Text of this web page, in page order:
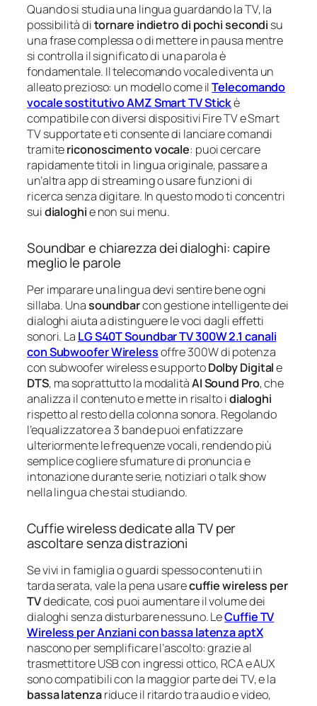
Quando si studia una lingua guardando la TV, la
possibilità ditornare indietro di pochi secondi su
una frase complessa o di mettere in pausa mentre
si controlla il significato di una parola è
fondamentale. Il telecomando vocale diventa un
alleato prezioso: un modello come ilTelecomando
vocale sostitutivo AMZ Smart TV Stickè
compatibile con diversi dispositivi Fire TV e Smart
TV supportate e ti consente di lanciare comandi
tramitericonoscimento vocale: puoi cercare
rapidamente titoli in lingua originale, passare a
un’altra app di streaming o usare funzioni di
ricerca senza digitare. In questo modo ti concentri
suidialoghie non sui menu.
Soundbar e chiarezza dei dialoghi: capire
meglio le parole
Per imparare una lingua devi sentire bene ogni
sillaba. Unasoundbarcon gestione intelligente dei
dialoghi aiuta a distinguere le voci dagli effetti
sonori. La LG S40T Soundbar TV 300W 2.1 canali
con Subwoofer Wirelessoffre 300W di potenza
con subwoofer wireless e supportoDolby Digitale
DTS, ma soprattutto la modalitàAI Sound Pro, che
analizza il contenuto e mette in risalto idialoghi
rispetto al resto della colonna sonora. Regolando
l’equalizzatore a 3 bande puoi enfatizzare
ulteriormente le frequenze vocali, rendendo più
semplice cogliere sfumature di pronuncia e
intonazione durante serie, notiziari o talk show
nella lingua che stai studiando.
Cuffie wireless dedicate alla TV per
ascoltare senza distrazioni
Se vivi in famiglia o guardi spesso contenuti in
tarda serata, vale la pena usarecuffie wireless per
TVdedicate, così puoi aumentare il volume dei
dialoghi senza disturbare nessuno. LeCuffie TV
Wireless per Anziani con bassa latenza aptX
nascono per semplificare l’ascolto: grazie al
trasmettitore USB con ingressi ottico, RCA e AUX
sono compatibili con la maggior parte dei TV, e la
bassa latenzariduce il ritardo tra audio e video,